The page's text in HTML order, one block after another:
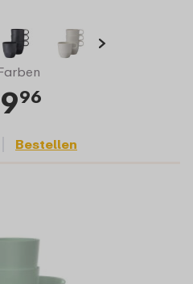
96
Bestellen